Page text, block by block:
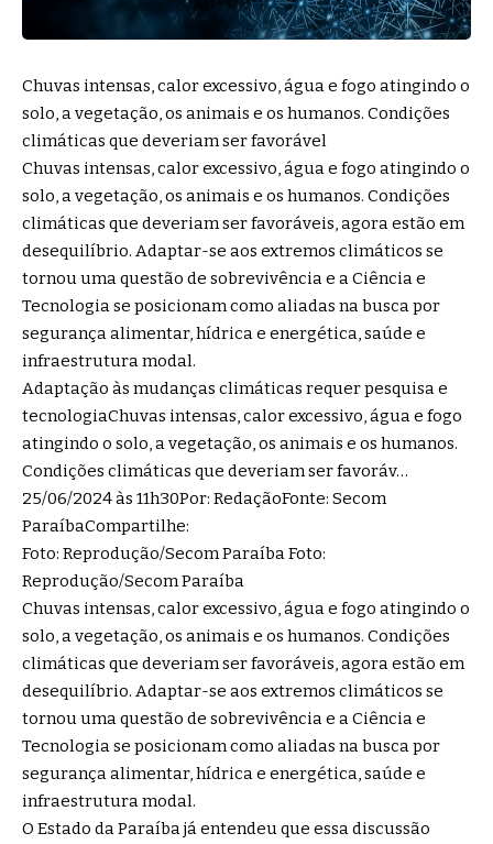
Chuvas intensas, calor excessivo, água e fogo atingindo o
solo, a vegetação, os animais e os humanos. Condições
climáticas que deveriam ser favorável
Chuvas intensas, calor excessivo, água e fogo atingindo o
solo, a vegetação, os animais e os humanos. Condições
climáticas que deveriam ser favoráveis, agora estão em
desequilíbrio. Adaptar-se aos extremos climáticos se
tornou uma questão de sobrevivência e a Ciência e
Tecnologia se posicionam como aliadas na busca por
segurança alimentar, hídrica e energética, saúde e
infraestrutura modal.
Adaptação às mudanças climáticas requer pesquisa e
tecnologiaChuvas intensas, calor excessivo, água e fogo
atingindo o solo, a vegetação, os animais e os humanos.
Condições climáticas que deveriam ser favoráv…
25/06/2024 às 11h30Por: RedaçãoFonte: Secom
ParaíbaCompartilhe:
Foto: Reprodução/Secom Paraíba Foto:
Reprodução/Secom Paraíba
Chuvas intensas, calor excessivo, água e fogo atingindo o
solo, a vegetação, os animais e os humanos. Condições
climáticas que deveriam ser favoráveis, agora estão em
desequilíbrio. Adaptar-se aos extremos climáticos se
tornou uma questão de sobrevivência e a Ciência e
Tecnologia se posicionam como aliadas na busca por
segurança alimentar, hídrica e energética, saúde e
infraestrutura modal.
O Estado da Paraíba já entendeu que essa discussão